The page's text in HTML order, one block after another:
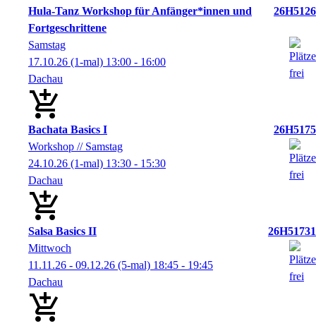
Hula-Tanz Workshop für Anfänger*innen und
Fortgeschrittene
26H5126
Samstag
17.10.26 (1-mal) 13:00 - 16:00
Dachau
Bachata Basics I
26H5175
Workshop // Samstag
24.10.26 (1-mal) 13:30 - 15:30
Dachau
Salsa Basics II
26H51731
Mittwoch
11.11.26 - 09.12.26 (5-mal) 18:45 - 19:45
Dachau